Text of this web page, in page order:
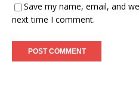
Save my name, email, and
next time I comment.